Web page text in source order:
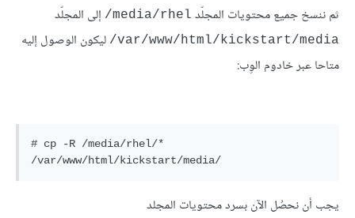
ثم ننسخ جميع محتويات المجلّد media/rhel/ إلى المجلّد
var/www/html/kickstart/media/
ليكون الوصول إليه
متاحا عبر خادوم الوِب:
# cp -R /media/rhel/*
يجب أن نحصُل الآن بسرد محتويات المجلد